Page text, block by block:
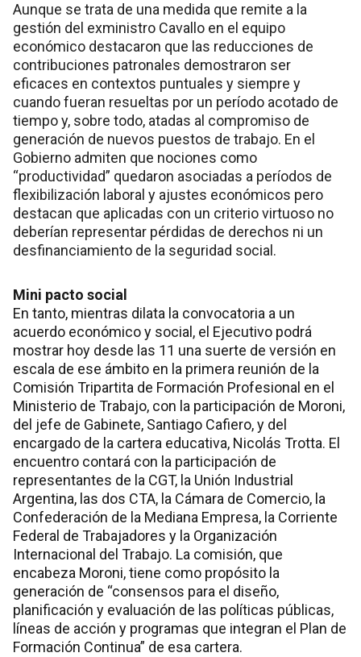
Aunque se trata de una medida que remite a la
gestión del exministro Cavallo en el equipo
económico destacaron que las reducciones de
contribuciones patronales demostraron ser
eficaces en contextos puntuales y siempre y
cuando fueran resueltas por un período acotado de
tiempo y, sobre todo, atadas al compromiso de
generación de nuevos puestos de trabajo. En el
Gobierno admiten que nociones como
“productividad” quedaron asociadas a períodos de
flexibilización laboral y ajustes económicos pero
destacan que aplicadas con un criterio virtuoso no
deberían representar pérdidas de derechos ni un
desfinanciamiento de la seguridad social.
Mini pacto social
En tanto, mientras dilata la convocatoria a un
acuerdo económico y social, el Ejecutivo podrá
mostrar hoy desde las 11 una suerte de versión en
escala de ese ámbito en la primera reunión de la
Comisión Tripartita de Formación Profesional en el
Ministerio de Trabajo, con la participación de Moroni,
del jefe de Gabinete, Santiago Cafiero, y del
encargado de la cartera educativa, Nicolás Trotta. El
encuentro contará con la participación de
representantes de la CGT, la Unión Industrial
Argentina, las dos CTA, la Cámara de Comercio, la
Confederación de la Mediana Empresa, la Corriente
Federal de Trabajadores y la Organización
Internacional del Trabajo. La comisión, que
encabeza Moroni, tiene como propósito la
generación de “consensos para el diseño,
planificación y evaluación de las políticas públicas,
líneas de acción y programas que integran el Plan de
Formación Continua” de esa cartera.